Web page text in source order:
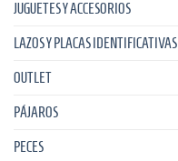
JUGUETES Y ACCESORIOS
LAZOS Y PLACAS IDENTIFICATIVAS
OUTLET
PÁJAROS
PECES